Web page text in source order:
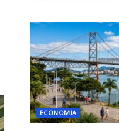
ECONOMIA